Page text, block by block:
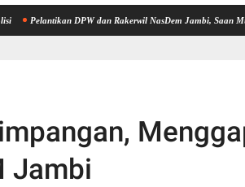
DPW dan Rakerwil NasDem Jambi, Saan Mustofa
Jambi